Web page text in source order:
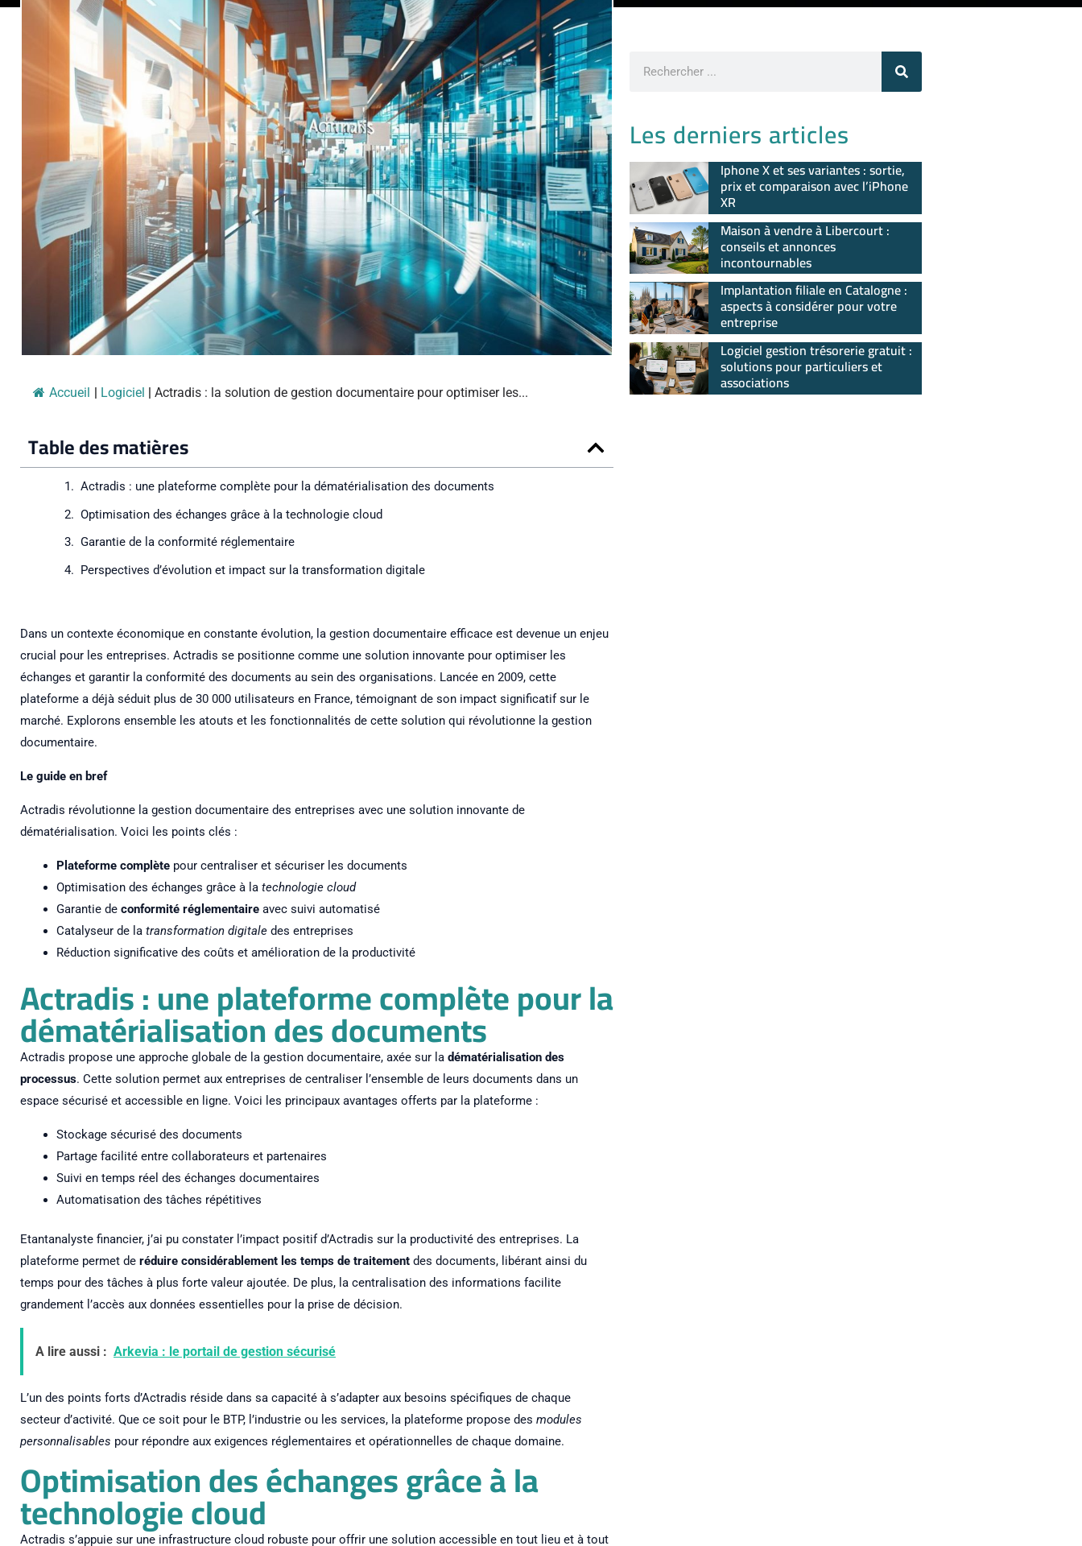
Accueil Logiciel Actradis : la solution de gestion documentaire pour optimiser les...
Table des matières
Actradis : une plateforme complète pour la dématérialisation des documents
Optimisation des échanges grâce à la technologie cloud
Garantie de la conformité réglementaire
Perspectives d’évolution et impact sur la transformation digitale
Dans un contexte économique en constante évolution, la gestion documentaire efficace est devenue un enjeu
crucial pour les entreprises. Actradis se positionne comme une solution innovante pour optimiser les
échanges et garantir la conformité des documents au sein des organisations. Lancée en 2009, cette
plateforme a déjà séduit plus de 30 000 utilisateurs en France, témoignant de son impact significatif sur le
marché. Explorons ensemble les atouts et les fonctionnalités de cette solution qui révolutionne la gestion
documentaire.
Le guide en bref
Actradis révolutionne la gestion documentaire des entreprises avec une solution innovante de
dématérialisation. Voici les points clés :
Plateforme complète pour centraliser et sécuriser les documents
Optimisation des échanges grâce à la technologie cloud
Garantie de conformité réglementaire avec suivi automatisé
Catalyseur de la transformation digitale des entreprises
Réduction significative des coûts et amélioration de la productivité
Actradis : une plateforme complète pour la
dématérialisation des documents
Actradis propose une approche globale de la gestion documentaire, axée sur la dématérialisation des
processus. Cette solution permet aux entreprises de centraliser l’ensemble de leurs documents dans un
espace sécurisé et accessible en ligne. Voici les principaux avantages offerts par la plateforme :
Stockage sécurisé des documents
Partage facilité entre collaborateurs et partenaires
Suivi en temps réel des échanges documentaires
Automatisation des tâches répétitives
Etantanalyste financier, j’ai pu constater l’impact positif d’Actradis sur la productivité des entreprises. La
plateforme permet de réduire considérablement les temps de traitement des documents, libérant ainsi du
temps pour des tâches à plus forte valeur ajoutée. De plus, la centralisation des informations facilite
grandement l’accès aux données essentielles pour la prise de décision.
A lire aussi : Arkevia : le portail de gestion sécurisé
L’un des points forts d’Actradis réside dans sa capacité à s’adapter aux besoins spécifiques de chaque
secteur d’activité. Que ce soit pour le BTP, l’industrie ou les services, la plateforme propose des modules
personnalisables pour répondre aux exigences réglementaires et opérationnelles de chaque domaine.
Optimisation des échanges grâce à la
technologie cloud
Actradis s’appuie sur une infrastructure cloud robuste pour offrir une solution accessible en tout lieu et à tout
Les derniers articles
Iphone X et ses variantes : sortie,
prix et comparaison avec l’iPhone
XR
Maison à vendre à Libercourt :
conseils et annonces
incontournables
Implantation filiale en Catalogne :
aspects à considérer pour votre
entreprise
Logiciel gestion trésorerie gratuit :
solutions pour particuliers et
associations